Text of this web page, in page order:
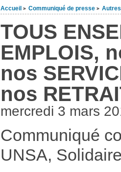
Accueil > Communiqué de presse >
TOUS
EMPLOIS,
nos
nos
mercredi 3 mars
Communiqué
UNSA,